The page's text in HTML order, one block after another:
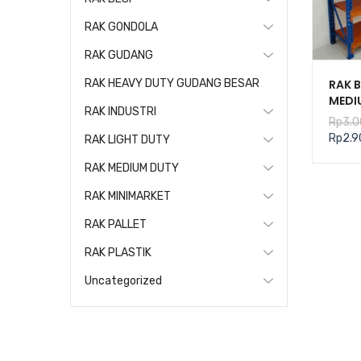
RAK
TIPE
Rp
Rp
RAK GONDOLA
RAK GUDANG
RAK HEAVY DUTY GUDANG BESAR
RAK INDUSTRI
RAK LIGHT DUTY
RAK MEDIUM DUTY
RAK MINIMARKET
RAK PALLET
RAK PLASTIK
Uncategorized